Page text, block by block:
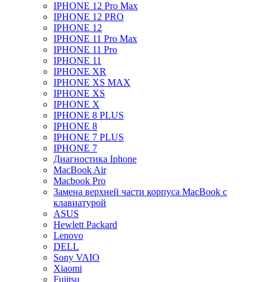
IPHONE 12 Pro Max
IPHONE 12 PRO
IPHONE 12
IPHONE 11 Pro Max
IPHONE 11 Pro
IPHONE 11
IPHONE XR
IPHONE XS MAX
IPHONE XS
IPHONE X
IPHONE 8 PLUS
IPHONE 8
IPHONE 7 PLUS
IPHONE 7
Диагностика Iphone
MacBook Air
Macbook Pro
Замена верхней части корпуса MacBook с
клавиатурой
ASUS
Hewlett Packard
Lenovo
DELL
Sony VAIO
Xiaomi
Fujitsu